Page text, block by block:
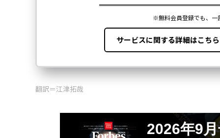
翻訳＝江津拓哉
2026年9